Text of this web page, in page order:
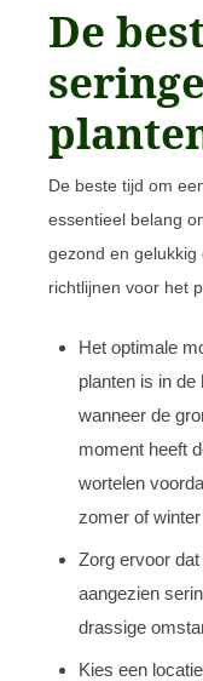
De
De beste tijd om
essentieel belang
gezond en gelukkig
richtlijnen voor het
Het optimale
planten is in de
wanneer de
moment heeft
wortelen
zomer of
Zorg ervoor
aangezien
drassige
Kies een